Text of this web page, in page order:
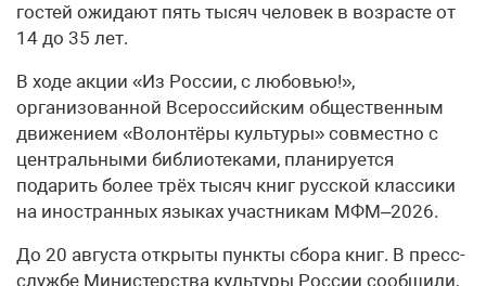
гостей ожидают пять тысяч человек в возрасте от
14 до 35 лет.
В ходе акции «Из России, с любовью!»,
организованной Всероссийским общественным
движением «Волонтёры культуры» совместно с
центральными библиотеками, планируется
подарить более трёх тысяч книг русской классики
на иностранных языках участникам МФМ–2026.
До 20 августа открыты пункты сбора книг. В пресс-
службе Министерства культуры России сообщили,